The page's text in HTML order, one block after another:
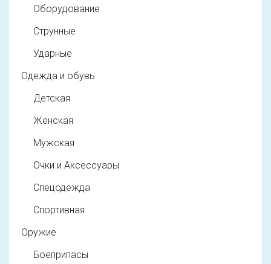
Оборудование
Струнные
Ударные
Одежда и обувь
Детская
Женская
Мужская
Очки и Аксессуары
Спецодежда
Спортивная
Оружие
Боеприпасы